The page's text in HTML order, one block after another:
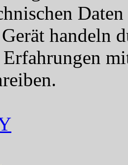
handeln
Erfahrungen